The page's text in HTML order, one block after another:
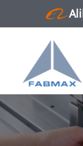
Главная
Продукция
Новости
О нас
Контактная